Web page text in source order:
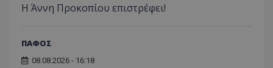
Η Άννη Προκοπίου επιστρέφει!
ΠΑΦΟΣ
08.08.2026 - 16:18